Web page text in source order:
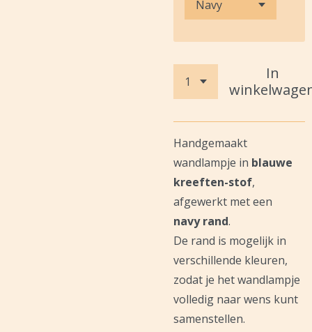
In
Handgemaakt
wandlampje in blauwe
kreeften-stof,
afgewerkt met een
navyrand.
De rand is mogelijk in
verschillende kleuren,
zodat je het wandlampje
volledig naar wens kunt
samenstellen.